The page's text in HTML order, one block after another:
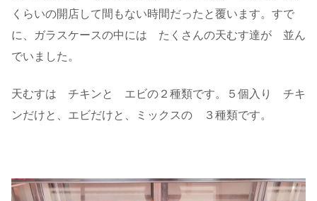
くらいの開店して間もない時間だったと覆います。すで
に、ガラスケースの中には たくさんの天むす達が 並ん
でいました。
天むすは チキンと エビの２種類です。５個入り チキ
ンだけと、エビだけと、ミックスの ３種類です。